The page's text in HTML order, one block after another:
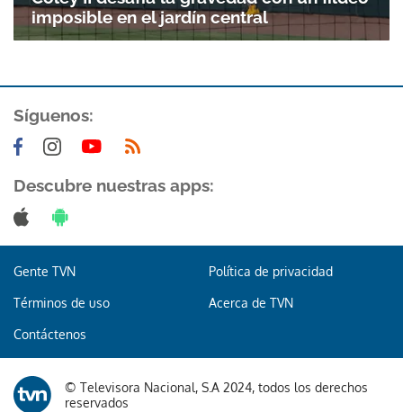
imposible en el jardín central
Síguenos:
Descubre nuestras apps:
Gente TVN Política de privacidad
Términos de uso Acerca de TVN
Contáctenos
© Televisora Nacional, S.A 2024, todos los derechos
reservados